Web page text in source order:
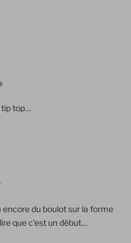
tip top…
encore du boulot sur la forme
que c’est un début…